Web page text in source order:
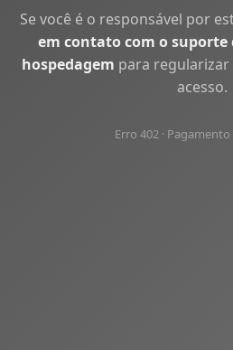
Se você é o responsável por
em contato com o suporte
hospedagem para regularizar
acesso.
Erro 402 ·